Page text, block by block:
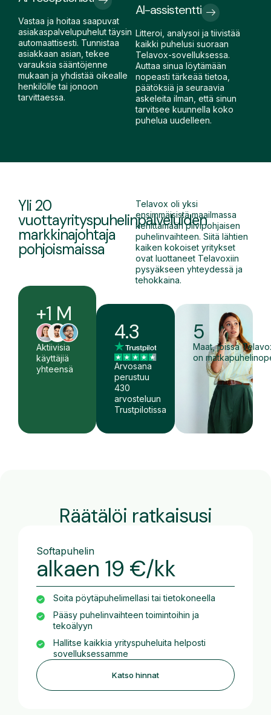
Vastaa ja hoitaa saapuvat
asiakaspalvelupuhelut täysin
automaattisesti. Tunnistaa
asiakkaan asian, tekee
varauksia sääntöjenne
mukaan ja yhdistää oikealle
henkilölle tai jonoon
tarvittaessa.
AI-assistentti
Litteroi, analysoi ja tiivistää
kaikki puhelusi suoraan
Telavox-sovelluksessa.
Auttaa sinua löytämään
nopeasti tärkeää tietoa,
päätöksiä ja seuraavia
askeleita ilman, että sinun
tarvitsee kuunnella koko
puhelua uudelleen.
Yli 20
vuottayrityspuhelinpalveluiden
markkinajohtaja
pohjoismaissa
Telavox oli yksi
ensimmäisistä maailmassa
kehittämään pilvipohjaisen
puhelinvaihteen. Siitä lähtien
kaiken kokoiset yritykset
ovat luottaneet Telavoxiin
pysyäkseen yhteydessä ja
tehokkaina.
+1 M
Aktiivisia
käyttäjiä
yhteensä
4.3
Arvosana
perustuu
430
arvosteluun
Trustpilotissa
5
Maat, joissa
on
Räätälöi ratkaisusi
Softapuhelin
alkaen 19 €/kk
Soita pöytäpuhelimellasi tai tietokoneella
Pääsy puhelinvaihteen toimintoihin ja
tekoälyyn
Hallitse kaikkia yrityspuheluita helposti
sovelluksessamme
Katso hinnat